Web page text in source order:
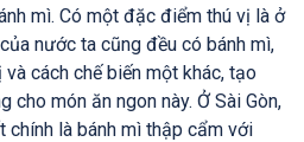
mì. Có một đặc điểm thú vị là ở
nước ta cũng đều có bánh mì,
cách chế biến một khác, tạo
món ăn ngon này. Ở Sài Gòn,
chính là bánh mì thập cẩm với